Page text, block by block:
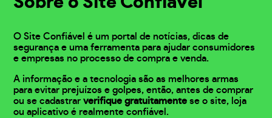
O Site Confiável é um portal de notícias, dicas de
segurança e uma ferramenta para ajudar consumidores
e empresas no processo de compra e venda.
A informação e a tecnologia são as melhores armas
para evitar prejuízos e golpes, então, antes de comprar
ou se cadastrarverifique gratuitamente se o site, loja
ou aplicativo é realmente confiável.